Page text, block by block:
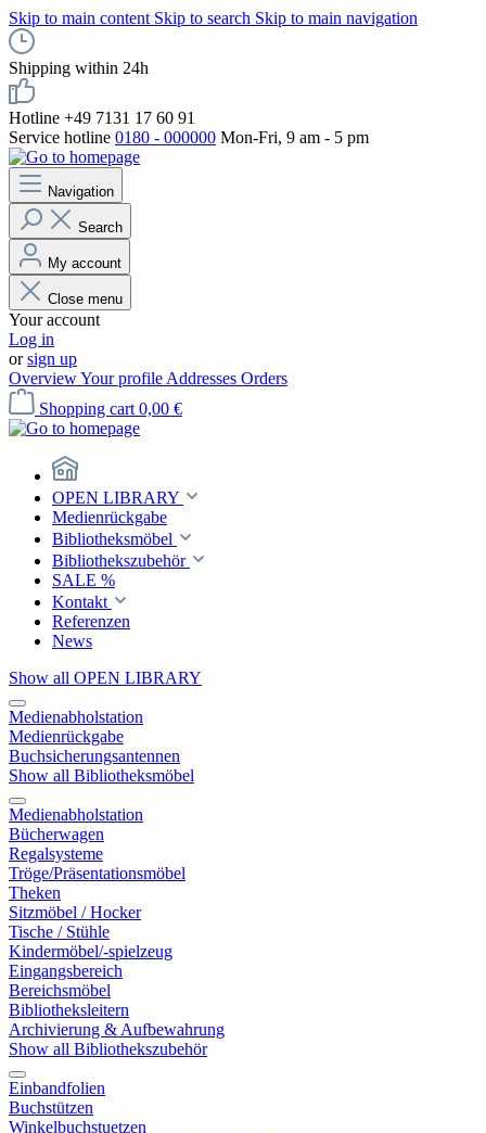
Skip to main content Skip to search Skip to main navigation
Shipping within 24h
Hotline +49 7131 17 60 91
Service hotline 0180 - 000000 Mon-Fri, 9 am - 5 pm
Navigation
Search
My account
Close menu
Your account
Log in
orsign up
OverviewYour profile Addresses Orders
Shopping cart 0,00 €
OPEN LIBRARY
Medienrückgabe
Bibliotheksmöbel
Bibliothekszubehör
SALE %
Kontakt
Referenzen
News
Show all OPEN LIBRARY
Medienabholstation
Medienrückgabe
Buchsicherungsantennen
Show all Bibliotheksmöbel
Medienabholstation
Bücherwagen
Regalsysteme
Tröge/Präsentationsmöbel
Theken
Sitzmöbel / Hocker
Tische / Stühle
Kindermöbel/-spielzeug
Eingangsbereich
Bereichsmöbel
Bibliotheksleitern
Archivierung & Aufbewahrung
Show all Bibliothekszubehör
Einbandfolien
Buchstützen
Winkelbuchstuetzen